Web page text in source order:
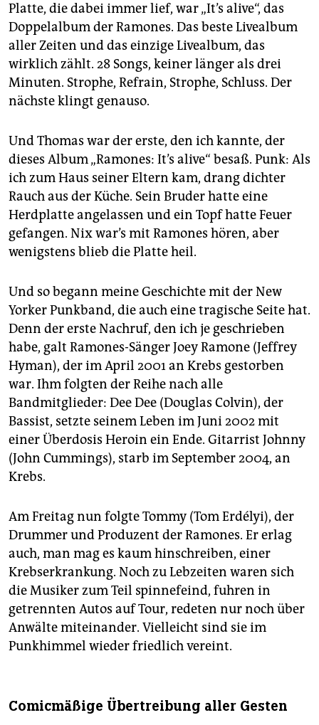
genossenschaft
epaper login
Platte, die dabei immer lief, war „It’s alive“, das
Doppelalbum der Ramones. Das beste Livealbum
aller Zeiten und das einzige Livealbum, das
wirklich zählt. 28 Songs, keiner länger als drei
Minuten. Strophe, Refrain, Strophe, Schluss. Der
nächste klingt genauso.
Und Thomas war der erste, den ich kannte, der
dieses Album „Ramones: It’s alive“ besaß. Punk: Als
ich zum Haus seiner Eltern kam, drang dichter
Rauch aus der Küche. Sein Bruder hatte eine
Herdplatte angelassen und ein Topf hatte Feuer
gefangen. Nix war’s mit Ramones hören, aber
wenigstens blieb die Platte heil.
Und so begann meine Geschichte mit der New
Yorker Punkband, die auch eine tragische Seite hat.
Denn der erste Nachruf, den ich je geschrieben
habe, galt Ramones-Sänger Joey Ramone (Jeffrey
Hyman), der im April 2001 an Krebs gestorben
war. Ihm folgten der Reihe nach alle
Bandmitglieder: Dee Dee (Douglas Colvin), der
Bassist, setzte seinem Leben im Juni 2002 mit
einer Überdosis Heroin ein Ende. Gitarrist Johnny
(John Cummings), starb im September 2004, an
Krebs.
Am Freitag nun folgte Tommy (Tom Erdélyi), der
Drummer und Produzent der Ramones. Er erlag
auch, man mag es kaum hinschreiben, einer
Krebserkrankung. Noch zu Lebzeiten waren sich
die Musiker zum Teil spinnefeind, fuhren in
getrennten Autos auf Tour, redeten nur noch über
Anwälte miteinander. Vielleicht sind sie im
Punkhimmel wieder friedlich vereint.
Comicmäßige Übertreibung aller Gesten